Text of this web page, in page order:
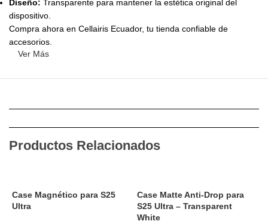
Diseño: Transparente para mantener la estética original del
dispositivo.
Compra ahora en Cellairis Ecuador, tu tienda confiable de
accesorios.
Ver Más
Productos Relacionados
Case Magnético para S25
Ultra
Case Matte Anti-Drop para
S25 Ultra – Transparent
White